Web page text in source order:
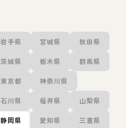
岩手県 宮城県 秋田県
茨城県 栃木県 群馬県
東京都 神奈川県
石川県 福井県 山梨県
静岡県 愛知県 三重県